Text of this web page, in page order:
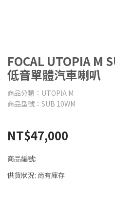
FOCAL UTOPIA M
低音單體汽車喇叭
商品分類：UTOPIA M
商品型號：SUB 10WM
NT$47,000
商品編號:
供貨狀況: 尚有庫存